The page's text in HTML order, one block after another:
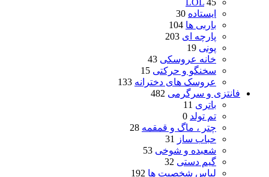
ایستاده 30
باربی ها 104
پارچه ای 203
پونی 19
خانه عروسکی 43
سخنگو و حرکتی 15
عروسک های دخترانه 133
فانتزی و سرگرمی 482
باتری 11
تم تولد 0
چتر ، ماگ و قمقمه 28
حباب ساز
31
شعبده و شوخی 53
گیم دستی 32
لباس شخصیت ها 192